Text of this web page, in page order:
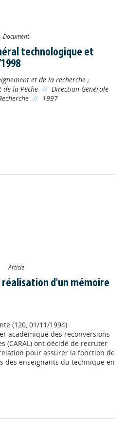
Document
technologique et
et de la recherche ;
la Pêche // Direction Générale
// 1997
Article
réalisation d'un mémoire
(120, 01/11/1994)
académique des reconversions
(CARAL) ont décidé de recruter
pour assurer la fonction de
des enseignants du technique en